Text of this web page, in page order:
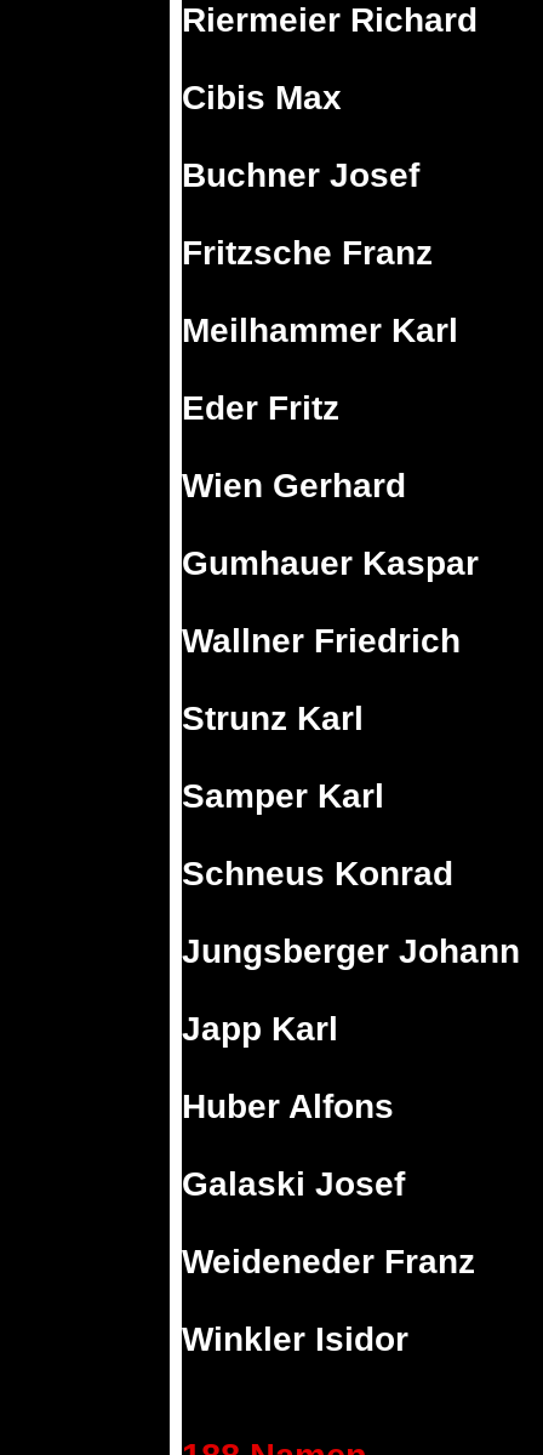
Riermeier Richard
Cibis Max
Buchner Josef
Fritzsche Franz
Meilhammer Karl
Eder Fritz
Wien Gerhard
Gumhauer Kaspar
Wallner Friedrich
Strunz Karl
Samper Karl
Schneus Konrad
Jungsberger Johann
Japp Karl
Huber Alfons
Galaski Josef
Weideneder Franz
Winkler Isidor